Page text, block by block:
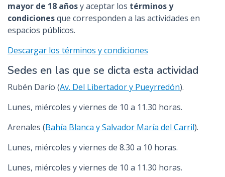
mayor de 18 añosy aceptar los términos y
condicionesque corresponden a las actividades en
espacios públicos.
Descargar los términos y condiciones
Sedes en las que se dicta esta actividad
Rubén Darío (Av. Del Libertador y Pueyrredón).
Lunes, miércoles y viernes de 10 a 11.30 horas.
Arenales (Bahía Blanca y Salvador María del Carril).
Lunes, miércoles y viernes de 8.30 a 10 horas.
Lunes, miércoles y viernes de 10 a 11.30 horas.